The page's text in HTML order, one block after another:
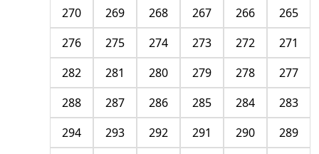
265
266
267
268
269
270
271
272
273
274
275
276
277
278
279
280
281
282
283
284
285
286
287
288
289
290
291
292
293
294